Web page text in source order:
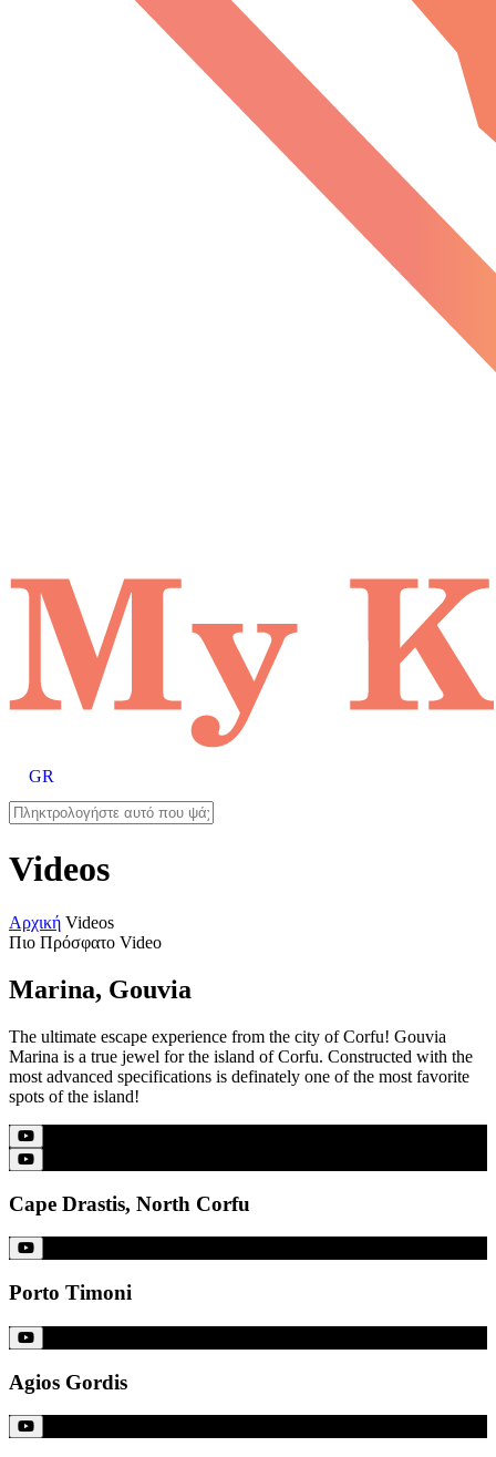
GR
Videos
Αρχική Videos
Πιο Πρόσφατο Video
Marina, Gouvia
The ultimate escape experience from the city of Corfu! Gouvia
Marina is a true jewel for the island of Corfu. Constructed with the
most advanced specifications is definately one of the most favorite
spots of the island!
Cape Drastis, North Corfu
Porto Timoni
Agios Gordis